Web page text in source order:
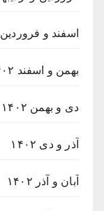
اسفند و فروردین ۱۴۰۲
بهمن و اسفند ۱۴۰۲
دی و بهمن ۱۴۰۲
آذر و دی ۱۴۰۲
آبان و آذر ۱۴۰۲